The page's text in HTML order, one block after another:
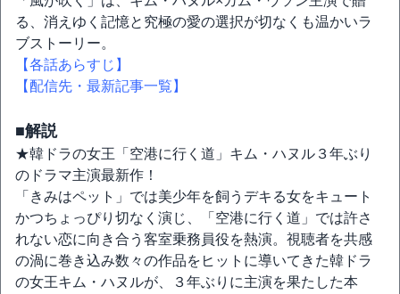
る、消えゆく記憶と究極の愛の選択が切なくも温かいラ
ブストーリー。
【各話あらすじ】
【配信先・最新記事一覧】
■解説
★韓ドラの女王「空港に行く道」キム・ハヌル３年ぶり
のドラマ主演最新作！
「きみはペット」では美少年を飼うデキる女をキュート
かつちょっぴり切なく演じ、「空港に行く道」では許さ
れない恋に向き合う客室乗務員役を熱演。視聴者を共感
の渦に巻き込み数々の作品をヒットに導いてきた韓ドラ
の女王キム・ハヌルが、３年ぶりに主演を果たした本